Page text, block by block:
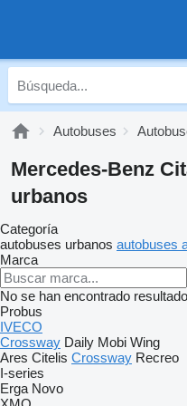
Autobuses
Mercedes-Benz
urbanos
Categoría
autobuses urbanos autobuses
Marca
No se han encontrado
Probus
IVECO
Crossway Daily Mobi Wing
Ares Citelis Crossway Recreo
I-series
Erga Novo